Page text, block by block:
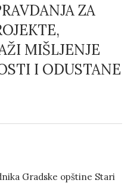
ZA
MIŠLJENJE
I ODUSTANE
Gradske opštine Stari